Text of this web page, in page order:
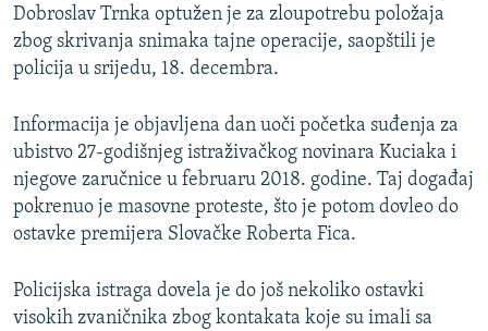
TRI DECENIJE OD RATA U BIH
SVE KARTE DEJTONA
Dobroslav Trnka optužen je za zloupotrebu položaja
zbog skrivanja snimaka tajne operacije, saopštili je
policija u srijedu, 18. decembra.
Informacija je objavljena dan uoči početka suđenja za
ubistvo 27-godišnjeg istraživačkog novinara Kuciaka i
njegove zaručnice u februaru 2018. godine. Taj događaj
pokrenuo je masovne proteste, što je potom dovleo do
ostavke premijera Slovačke Roberta Fica.
Policijska istraga dovela je do još nekoliko ostavki
visokih zvaničnika zbog kontakata koje su imali sa